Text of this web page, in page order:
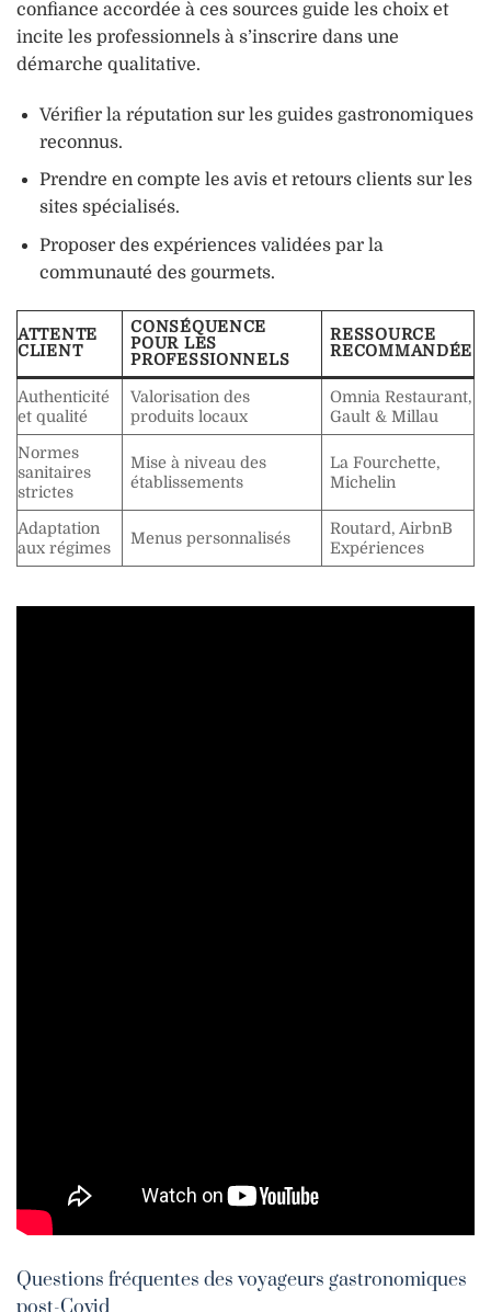
confiance accordée à ces sources guide les choix et
incite les professionnels à s’inscrire dans une
démarche qualitative.
Vérifier la réputation sur les guides gastronomiques
reconnus.
Prendre en compte les avis et retours clients sur les
sites spécialisés.
Proposer des expériences validées par la
communauté des gourmets.
ATTENTE
CLIENT
CONSÉQUENCE
POUR LES
PROFESSIONNELS
RESSOURCE
RECOMMANDÉE
Authenticité
et qualité
Valorisation des
produits locaux
Omnia Restaurant,
Gault & Millau
Normes
sanitaires
strictes
Mise à niveau des
établissements
La Fourchette,
Michelin
Adaptation
aux régimes
Menus personnalisés
Routard, AirbnB
Expériences
Questions fréquentes des voyageurs gastronomiques